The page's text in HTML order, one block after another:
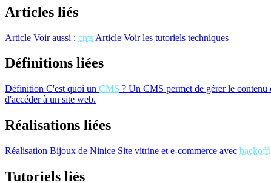
Articles liés
Article Voir aussi : cms Article Voir les tutoriels techniques
Définitions liées
Définition C'est quoi un CMS ? Un CMS permet de gérer le contenu
d'accéder à un site web.
Réalisations liées
Réalisation Bijoux de Ninice Site vitrine et e-commerce avec
Tutoriels liés